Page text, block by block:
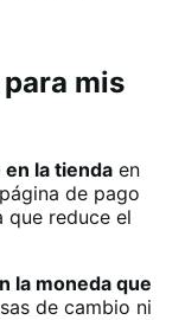
mis
la tienda en
de pago
que reduce el
la moneda que
de cambio ni